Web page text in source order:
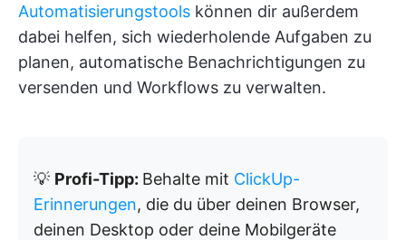
Automatisierungstools können dir außerdem
dabei helfen, sich wiederholende Aufgaben zu
planen, automatische Benachrichtigungen zu
versenden und Workflows zu verwalten.
💡 Profi-Tipp: Behalte mit ClickUp-
Erinnerungen, die du über deinen Browser,
deinen Desktop oder deine Mobilgeräte